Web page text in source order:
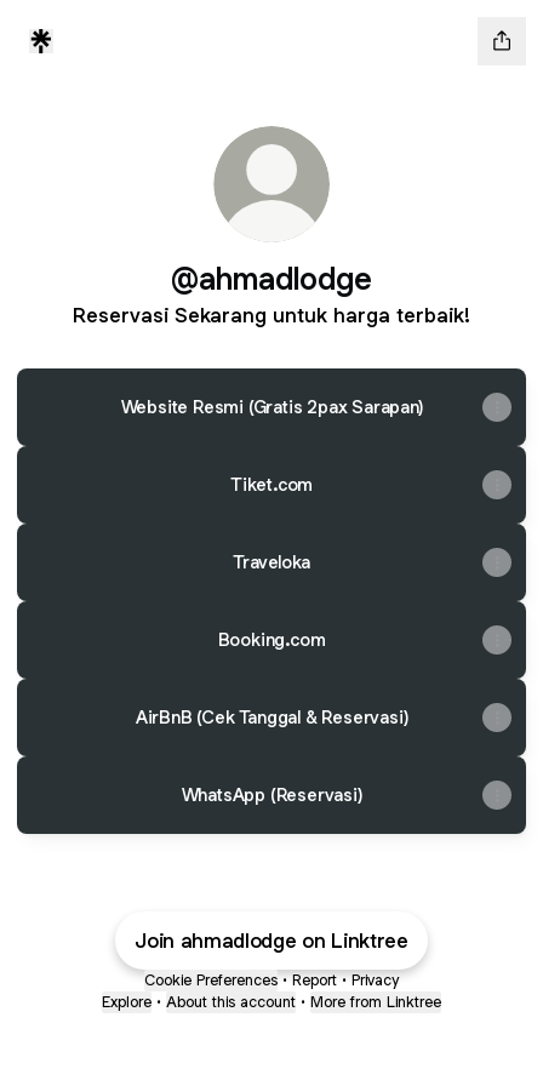
@ahmadlodge
Reservasi Sekarang untuk harga terbaik!
Website Resmi (Gratis 2pax Sarapan)
Tiket.com
Traveloka
Booking.com
AirBnB (Cek Tanggal & Reservasi)
WhatsApp (Reservasi)
Join ahmadlodge on Linktree
Cookie Preferences • Report • Privacy
Explore • About this account • More from Linktree